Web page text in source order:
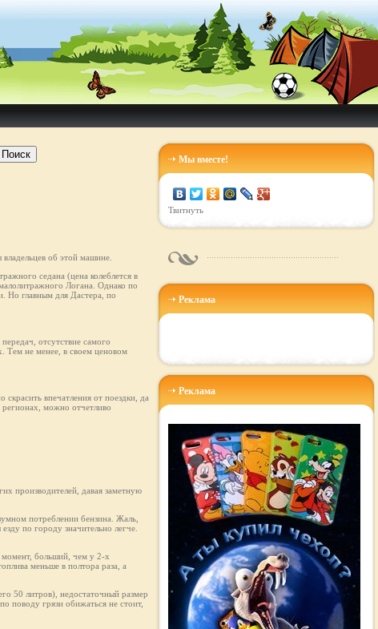
Поиск
об этой машине.
седана (цена колеблется в
Логана. Однако по
Но главным для Дастера, по
отсутствие самого
Тем не менее, в своем ценовом
впечатления от поездки, да
можно отчетливо
производителей, давая заметную
потреблении бензина. Жаль,
по городу значительно легче.
больший, чем у 2-х
меньше в полтора раза, а
50 литров), недостаточный размер
поводу грязи обижаться не стоит,
Мы вместе!
Твитнуть
Реклама
Реклама